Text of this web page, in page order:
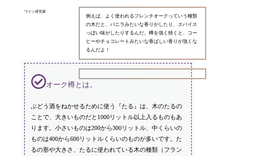
ワイン研究家
例えば、よく使われるフレンチオークっていう種類
の木だと、バニラみたいな香りがしたり、スパイス
っぽい味がしたりするんだ。樽を強く焼くと、コー
ヒーやチョコレートみたいな香ばしい香りが強くな
るんだよ！
オーク樽とは。
ぶどう酒をねかせるために使う『たる』は、木のたるの
ことで、大きいものだと1000リットル以上入るものもあ
ります。小さいものは200から300リットル、中くらいの
ものは400から600リットルくらいのものが多いです。た
るの形や大きさ、たるに使われている木の種類（フラン